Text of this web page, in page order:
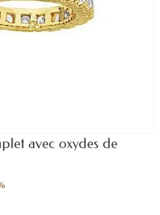
avec oxydes de